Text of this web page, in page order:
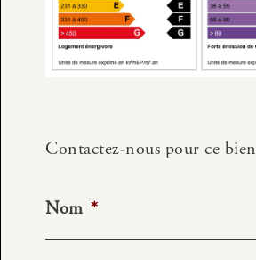
Contactez-nous pour ce bien
Nom *